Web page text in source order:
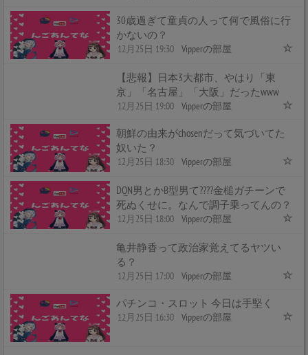
30歳過ぎて童貞の人って何で風俗に行
かないの？
12月25日 19:30 Vipperの部屋
【悲報】日本3大都市、やはり「東
京」「名古屋」「大阪」だったwww
12月25日 19:00 Vipperの部屋
朝鮮の由来がchosenだって気づいてた
奴いた？
12月25日 18:30 Vipperの部屋
DQN男とかB型男て????金槌ガチーンで
死ぬくせに。なんで調子乗ってんの？
12月25日 18:00 Vipperの部屋
亀井静香って政治家覚えてるヤツい
る？
12月25日 17:00 Vipperの部屋
パチンコ・スロット 今日は手堅く
12月25日 16:30 Vipperの部屋